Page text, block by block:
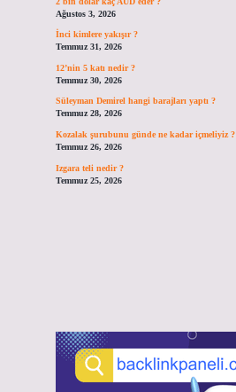
Ağustos 3, 2026
İnci kimlere yakışır ?
Temmuz 31, 2026
12’nin 5 katı nedir ?
Temmuz 30, 2026
Süleyman Demirel hangi barajları yaptı ?
Temmuz 28, 2026
Kozalak şurubunu günde ne kadar içmeliyiz ?
Temmuz 26, 2026
Izgara teli nedir ?
Temmuz 25, 2026